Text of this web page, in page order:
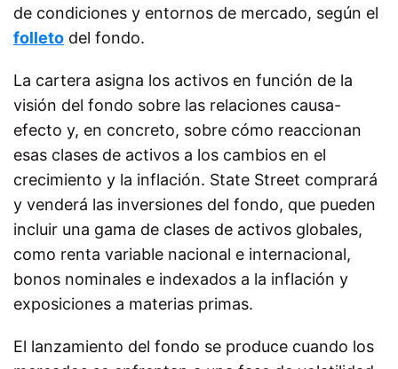
de condiciones y entornos de mercado, según el
folleto del fondo.
La cartera asigna los activos en función de la
visión del fondo sobre las relaciones causa-
efecto y, en concreto, sobre cómo reaccionan
esas clases de activos a los cambios en el
crecimiento y la inflación. State Street comprará
y venderá las inversiones del fondo, que pueden
incluir una gama de clases de activos globales,
como renta variable nacional e internacional,
bonos nominales e indexados a la inflación y
exposiciones a materias primas.
El lanzamiento del fondo se produce cuando los